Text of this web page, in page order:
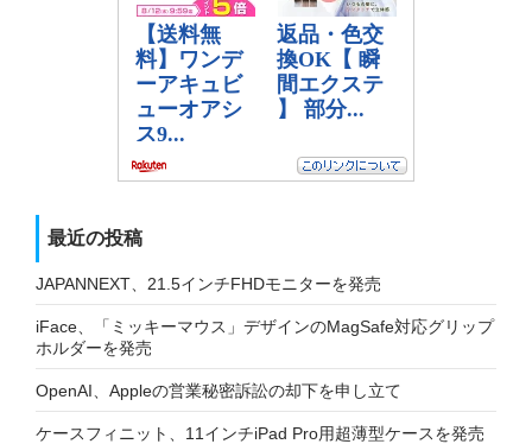
最近の投稿
JAPANNEXT、21.5インチFHDモニターを発売
iFace、「ミッキーマウス」デザインのMagSafe対応グリップ
ホルダーを発売
OpenAI、Appleの営業秘密訴訟の却下を申し立て
ケースフィニット、11インチiPad Pro用超薄型ケースを発売